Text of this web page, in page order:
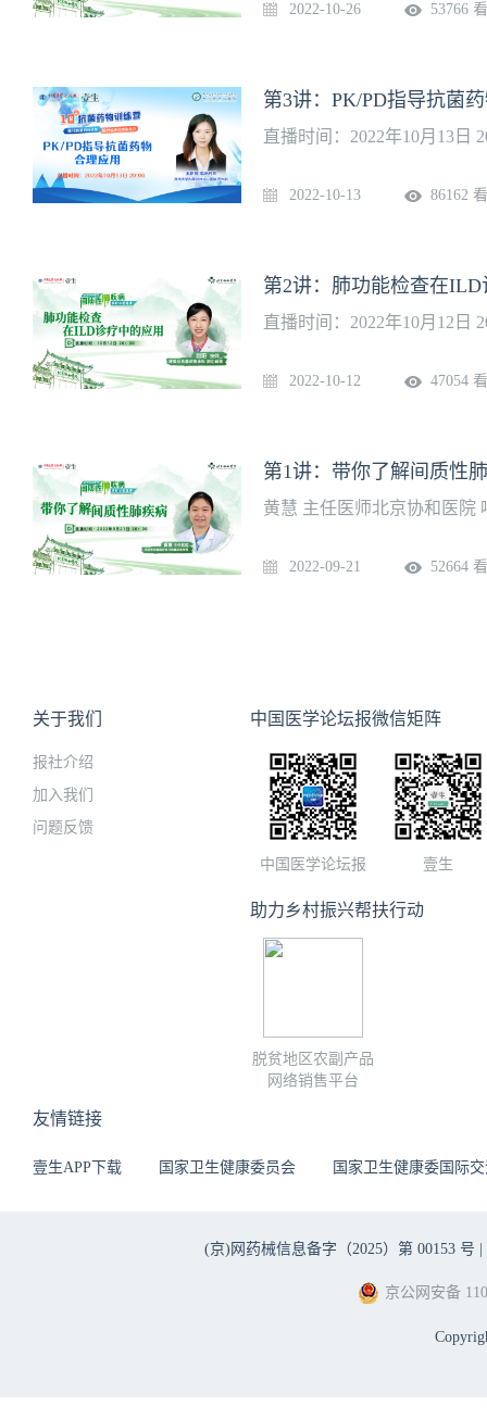
2022-10-26 53766
第3讲：PK/PD指导抗菌
直播时间：2022年10月13日
2022-10-13 86162
第2讲：肺功能检查在
直播时间：2022年10月12日
2022-10-12 47054
第1讲：带你了解间质性
黄慧 主任医师北京协和医院
2022-09-21 52664
关于我们
报社介绍
加入我们
问题反馈
中国医学论坛报微信矩阵
中国医学论坛报 壹生
助力乡村振兴帮扶行动
脱贫地区农副产品
网络销售平台
友情链接
壹生APP下载 国家卫生健康委员会 国家卫生健康委国际
(京)网药械信息备字（2025）第 00153 号 |
京公网安备